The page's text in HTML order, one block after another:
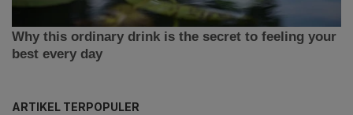
ARTIKEL TERPOPULER